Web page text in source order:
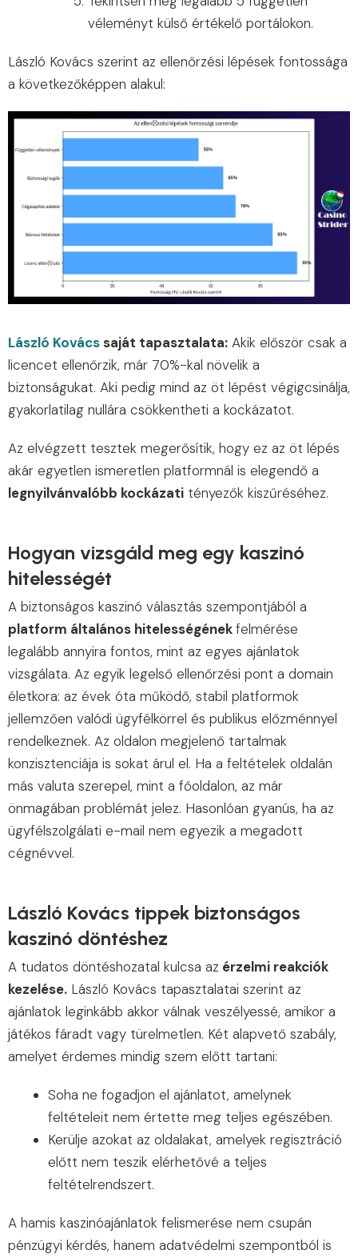
véleményt külső értékelő portálokon.
László Kovács szerint az ellenőrzési lépések fontossága
a következőképpen alakul:
László Kovácssaját tapasztalata: Akik először csak a
licencet ellenőrzik, már 70%-kal növelik a
biztonságukat. Aki pedig mind az öt lépést végigcsinálja,
gyakorlatilag nullára csökkentheti a kockázatot.
Az elvégzett tesztek megerősítik, hogy ez az öt lépés
akár egyetlen ismeretlen platformnál is elegendő a
legnyilvánvalóbb kockázati tényezők kiszűréséhez.
Hogyan vizsgáld meg egy kaszinó
hitelességét
A biztonságos kaszinó választás szempontjából a
platform általános hitelességénekfelmérése
legalább annyira fontos, mint az egyes ajánlatok
vizsgálata. Az egyik legelső ellenőrzési pont a domain
életkora: az évek óta működő, stabil platformok
jellemzően valódi ügyfélkörrel és publikus előzménnyel
rendelkeznek. Az oldalon megjelenő tartalmak
konzisztenciája is sokat árul el. Ha a feltételek oldalán
más valuta szerepel, mint a főoldalon, az már
önmagában problémát jelez. Hasonlóan gyanús, ha az
ügyfélszolgálati e-mail nem egyezik a megadott
cégnévvel.
László Kovács tippek biztonságos
kaszinó döntéshez
A tudatos döntéshozatal kulcsa az érzelmi reakciók
kezelése. László Kovács tapasztalatai szerint az
ajánlatok leginkább akkor válnak veszélyessé, amikor a
játékos fáradt vagy türelmetlen. Két alapvető szabály,
amelyet érdemes mindig szem előtt tartani:
Soha ne fogadjon el ajánlatot, amelynek
feltételeit nem értette meg teljes egészében.
Kerülje azokat az oldalakat, amelyek regisztráció
előtt nem teszik elérhetővé a teljes
feltételrendszert.
A hamis kaszinóajánlatok felismerése nem csupán
pénzügyi kérdés, hanem adatvédelmi szempontból is